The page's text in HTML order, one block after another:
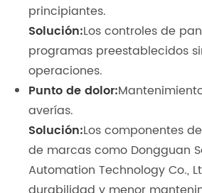
principiantes.
Solución:Los controles de
programas preestablecidos
operaciones.
Punto de dolor:
averías.
Solución:Los componentes
de marcas como Dongguan
Automation Technology Co.,